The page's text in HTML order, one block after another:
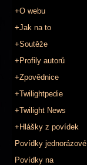
+O webu
+Jak na to
+Soutěže
+Profily autorů
+Zpovědnice
+Twilightpedie
+Twilight News
+Hlášky z povídek
Povídky jednorázové
Povídky na